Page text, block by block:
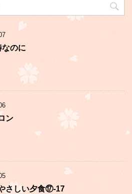
のに
ン
さしい夕食⑰-17